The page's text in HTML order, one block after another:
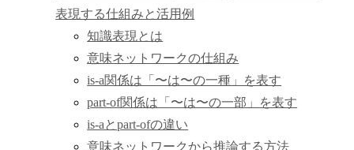
表現する仕組みと活用例
知識表現とは
意味ネットワークの仕組み
is-a関係は「〜は〜の一種」を表す
part-of関係は「〜は〜の一部」を表す
is-aとpart-ofの違い
意味ネットワークから推論する方法